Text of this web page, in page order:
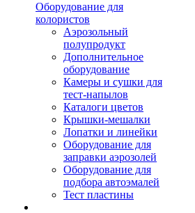
Оборудование для
колористов
Аэрозольный
полупродукт
Дополнительное
оборудование
Камеры и сушки для
тест-напылов
Каталоги цветов
Крышки-мешалки
Лопатки и линейки
Оборудование для
заправки аэрозолей
Оборудование для
подбора автоэмалей
Тест пластины